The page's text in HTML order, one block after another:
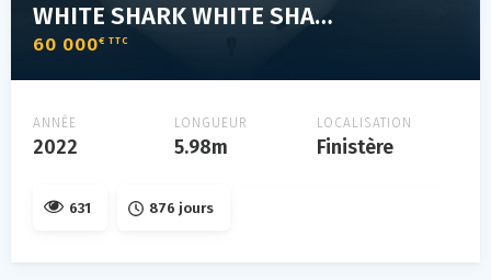
WHITE SHARK WHITE SHARK 210 CC ORIGIN
60 000€ TTC
ANNÉE
2022
LONGUEUR
5.98m
LOCALISATION
Finistère
631 876 jours